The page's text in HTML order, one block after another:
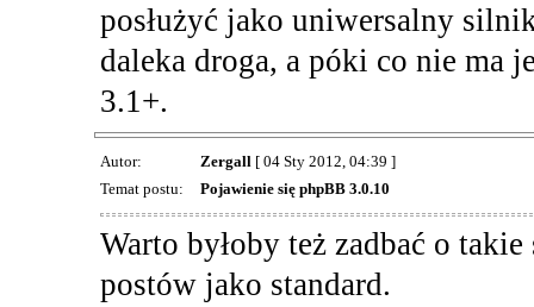
posłużyć jako uniwersalny
daleka droga, a póki co nie ma
3.1+.
Autor: Zergall [ 04 Sty 2012, 04:39 ]
Temat postu:
Pojawienie się phpBB 3.0.10
Warto byłoby też zadbać o
postów jako standard.